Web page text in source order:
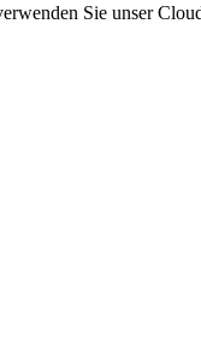
Sie unser